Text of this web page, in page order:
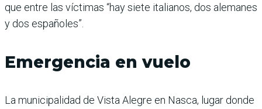
que entre las víctimas “hay siete italianos, dos alemanes
y dos españoles”.
Emergencia en vuelo
La municipalidad de Vista Alegre en Nasca, lugar donde